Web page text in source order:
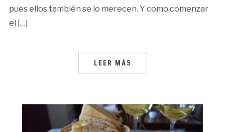
pues ellos también se lo merecen. Y como comenzar
el […]
LEER MÁS